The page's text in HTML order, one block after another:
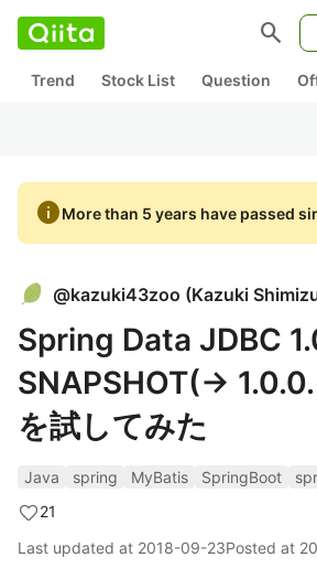
search
Trend Stock List Question
infoMore than 5 years have passed
@kazuki43zoo (Kazuki
Spring Data JDBC
SNAPSHOT(->
を試してみた
Java spring MyBatis SpringBoot
21
Last updated at 2018-09-23Posted at